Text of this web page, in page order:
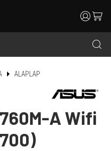
search
usercart
ALAPLAP
A Wifi